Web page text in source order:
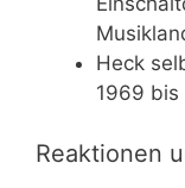
Heck
1969 bis
Reaktionen